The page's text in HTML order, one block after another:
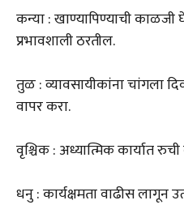
कन्या : खाण्यापिण्याची
प्रभावशाली ठरतील.
तुळ : व्यावसायीकांना चांगला
वापर करा.
वृश्चिक : अध्यात्मिक कार्यात
धनु : कार्यक्षमता वाढीस लागून